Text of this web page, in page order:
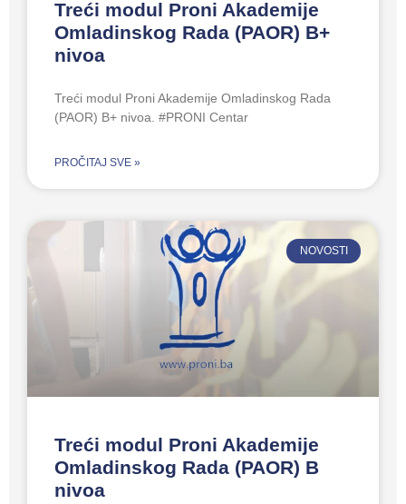
Treći modul Proni Akademije
Omladinskog Rada (PAOR) B+
nivoa
Treći modul Proni Akademije Omladinskog Rada
(PAOR) B+ nivoa. #PRONI Centar
PROČITAJ SVE »
NOVOSTI
Treći modul Proni Akademije
Omladinskog Rada (PAOR) B
nivoa